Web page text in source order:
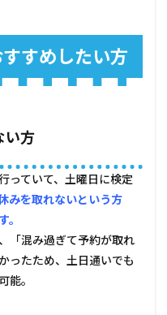
すめしたい方
い方
っていて、土曜日に検定
みを取れないという方
。
「混み過ぎて予約が取れ
ったため、土日通いでも
能。